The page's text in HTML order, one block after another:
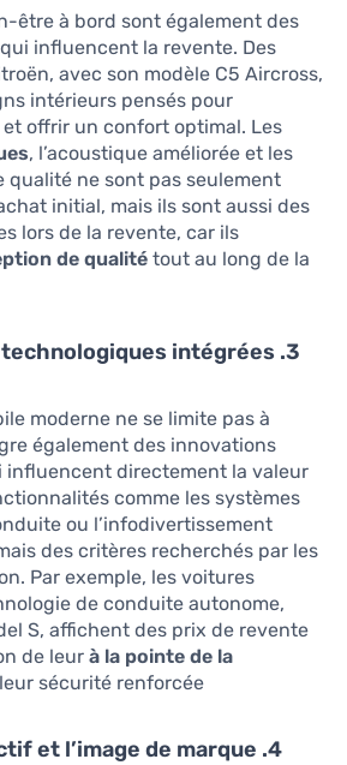
être à bord sont également des
influencent la revente. Des
avec son modèle C5 Aircross,
intérieurs pensés pour
et offrir un confort optimal. Les
, l’acoustique améliorée et les
qualité ne sont pas seulement
initial, mais ils sont aussi des
lors de la revente, car ils
de qualité tout au long de la
3. Les innovations technologiques intégrées
moderne ne se limite pas à
également des innovations
influencent directement la valeur
comme les systèmes
ou l’infodivertissement
des critères recherchés par les
Par exemple, les voitures
de conduite autonome,
S, affichent des prix de revente
de leur à la pointe de la
sécurité renforcée.
4. Le design distinctif et l’image de marque